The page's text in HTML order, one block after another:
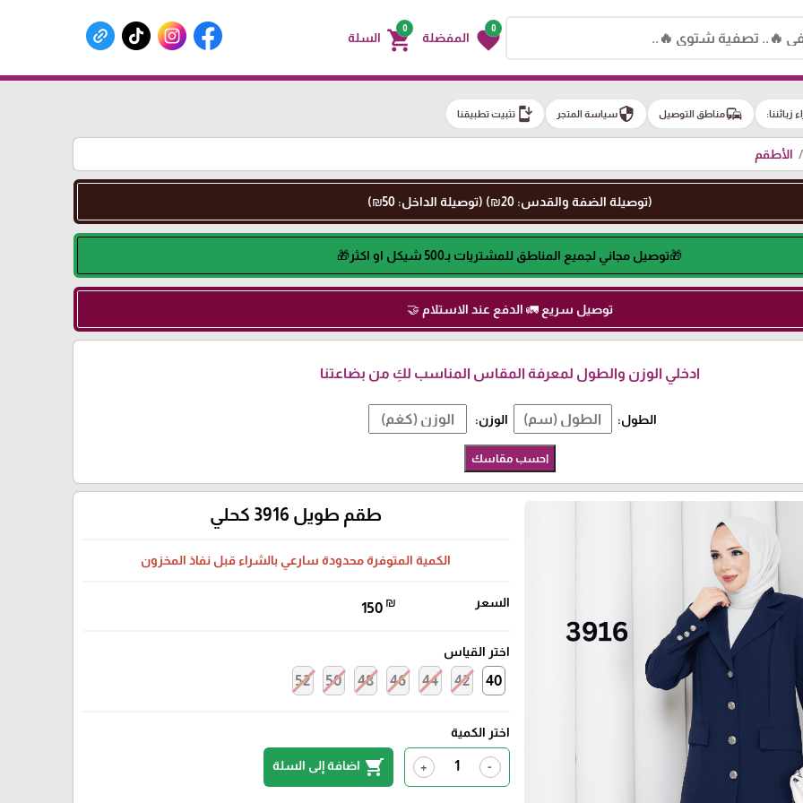
0
favorite المفضلة
0
shopping_cart السلة
زبائننا: commuteمناطق التوصيل securityسياسة المتجر install_mobileتثبيت تطبيقنا
الأطقم
(توصيلة الضفة والقدس: 20₪) (توصيلة الداخل: 50₪)
🎁توصيل مجاني لجميع المناطق للمشتريات بـ500 شيكل او اكثر🎁
توصيل سريع 🚛 الدفع عند الاستلام 🤝
ادخلي الوزن والطول لمعرفة المقاس المناسب لكِ من بضاعتنا
الطول: الوزن:
احسب مقاسك
طقم طويل 3916 كحلي
الكمية المتوفرة محدودة سارعي بالشراء قبل نفاذ المخزون
السعر 150 ₪
اختر القياس
40
42
44
46
48
50
52
اختر الكمية
-
+
shopping_cart اضافة إلى السلة